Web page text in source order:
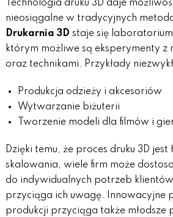
Technologia druku 3D daje
nieosiągalne w tradycyjnych
Drukarnia 3D staje się
którym możliwe są eksperymenty z
oraz technikami. Przykłady
Produkcja odzieży i akcesoriów
Wytwarzanie biżuterii
Tworzenie modeli dla filmów i
Dzięki temu, że proces druku 3D jest
skalowania, wiele firm może
do indywidualnych potrzeb
przyciąga ich uwagę. Innowacyjne
produkcji przyciąga także młodsze